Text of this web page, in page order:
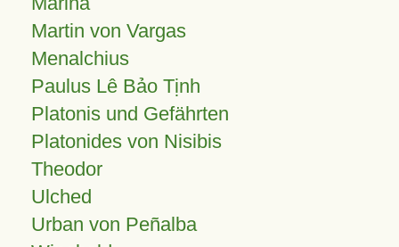
Martin von Vargas
Menalchius
Paulus Lê Bảo Tịnh
Platonis und Gefährten
Platonides von Nisibis
Theodor
Ulched
Urban von Peñalba